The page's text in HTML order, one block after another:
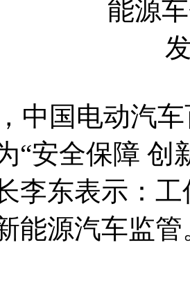
国电动汽车
“安全保障 创
李东表示：
能源汽车监管